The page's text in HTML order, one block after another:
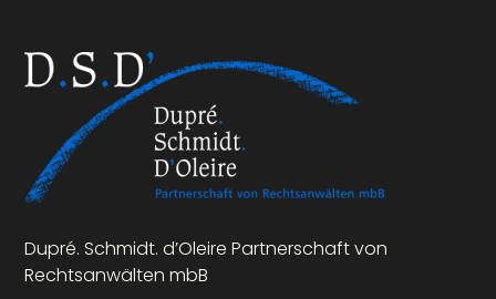
Dupré. Schmidt. d’Oleire Partnerschaft von
Rechtsanwälten mbB